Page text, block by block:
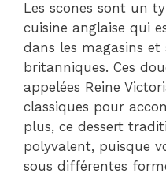
Les scones sont un
cuisine anglaise qui
dans les magasins et
britanniques. Ces
appelées Reine
classiques pour
plus, ce dessert
polyvalent, puisque
sous différentes